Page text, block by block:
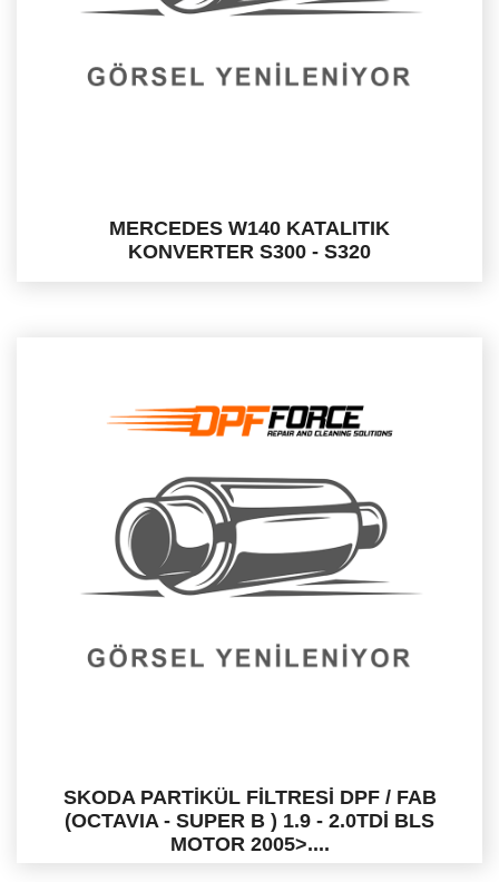
MERCEDES W140 KATALITIK
KONVERTER S300 - S320
SKODA PARTİKÜL FİLTRESİ DPF / FAB
(OCTAVIA - SUPER B ) 1.9 - 2.0TDİ BLS
MOTOR 2005>....